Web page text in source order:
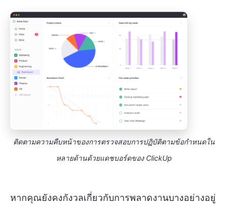
ติดตามความคืบหน้าของการตรวจสอบการปฏิบัติตามข้อกำหนดใน
หลายด้านด้วยแดชบอร์ดของ ClickUp
หากคุณยังคงกังวลเกี่ยวกับการพลาดงานบางอย่างอยู่